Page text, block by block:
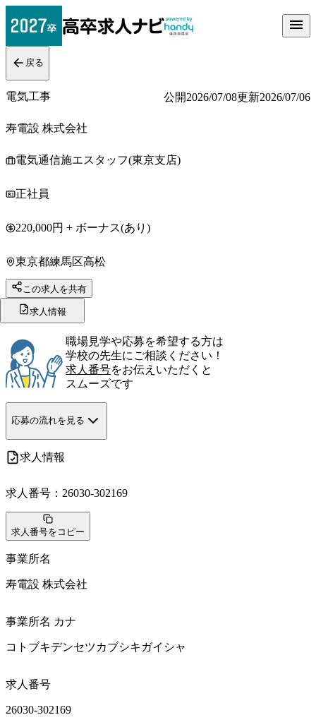
戻る
電気工事 公開2026/07/08更新2026/07/06
寿電設 株式会社
電気通信施エスタッフ(東京支店)
正社員
220,000円 + ボーナス(あり)
東京都練馬区高松
この求人を共有
求人情報
職場見学や応募を希望する方は
学校の先生にご相談ください！
求人番号をお伝えいただくと
スムーズです
応募の流れを見る
求人情報
求人番号： 26030-302169
求人番号をコピー
事業所名
寿電設 株式会社
事業所名 カナ
コトブキデンセツカブシキガイシャ
求人番号
26030-302169